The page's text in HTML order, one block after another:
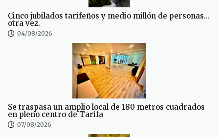
Cinco jubilados tarifeños y medio millón de personas…
otra vez.
04/08/2026
Se traspasa un amplio local de 180 metros cuadrados
en pleno centro de Tarifa
07/08/2026